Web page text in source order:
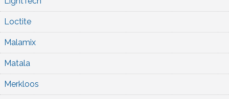
Loctite
Malamix
Matala
Merkloos